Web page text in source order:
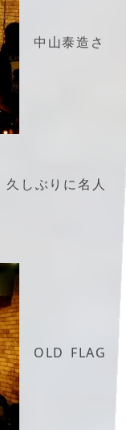
中山泰造さ
しぶりに名人
OLD FLAG